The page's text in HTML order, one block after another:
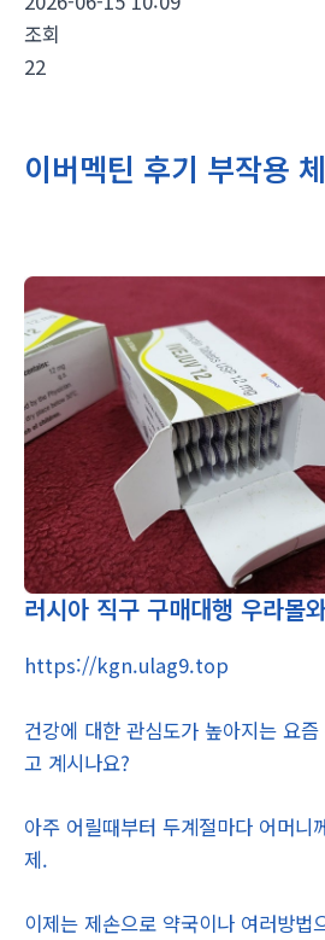
조회
22
이버멕틴 후기 부작용
러시아 직구 구매대행 우라몰
https://kgn.ulag9.top
건강에 대한 관심도가 높아지는 요
고 계시나요?
아주 어릴때부터 두계절마다 어머니
제.
이제는 제손으로 약국이나 여러방법